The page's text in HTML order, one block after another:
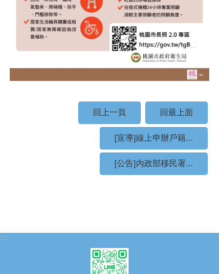
回上一頁 回最上面
[宣導]線上申辦戶籍...
[公告]內政部移民署...
:::